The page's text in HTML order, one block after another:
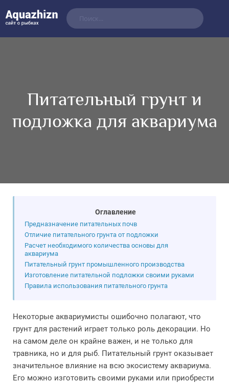
Питательный грунт и
подложка для аквариума
Оглавление
Предназначение питательных почв
Отличие питательного грунта от подложки
Расчет необходимого количества основы для
аквариума
Питательный грунт промышленного производства
Изготовление питательной подложки своими руками
Правила использования питательного грунта
Некоторые аквариумисты ошибочно полагают, что
грунт для растений играет только роль декорации. Но
на самом деле он крайне важен, и не только для
травника, но и для рыб. Питательный грунт оказывает
значительное влияние на всю экосистему аквариума.
Его можно изготовить своими руками или приобрести